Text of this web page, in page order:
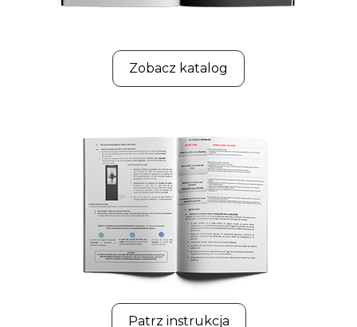
Zobacz katalog
Patrz instrukcja